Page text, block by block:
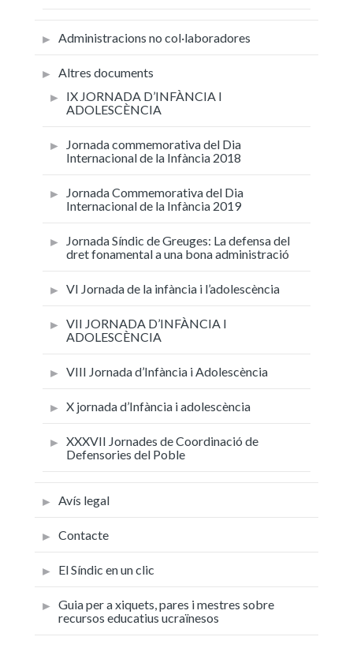
Administracions no col·laboradores
Altres documents
IX JORNADA D’INFÀNCIA I
ADOLESCÈNCIA
Jornada commemorativa del Dia
Internacional de la Infància 2018
Jornada Commemorativa del Dia
Internacional de la Infància 2019
Jornada Síndic de Greuges: La defensa del
dret fonamental a una bona administració
VI Jornada de la infància i l’adolescència
VII JORNADA D’INFÀNCIA I
ADOLESCÈNCIA
VIII Jornada d’Infància i Adolescència
X jornada d’Infància i adolescència
XXXVII Jornades de Coordinació de
Defensories del Poble
Avís legal
Contacte
El Síndic en un clic
Guia per a xiquets, pares i mestres sobre
recursos educatius ucraïnesos